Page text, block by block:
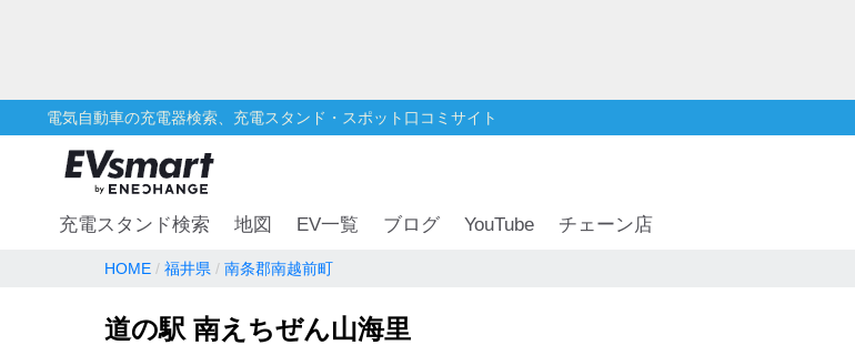
電気自動車の充電器検索、充電スタンド・スポット口コミサイト
充電スタンド検索 地図 EV一覧 ブログ YouTube チェーン店
HOME 福井県 南条郡南越前町
道の駅 南えちぜん山海里